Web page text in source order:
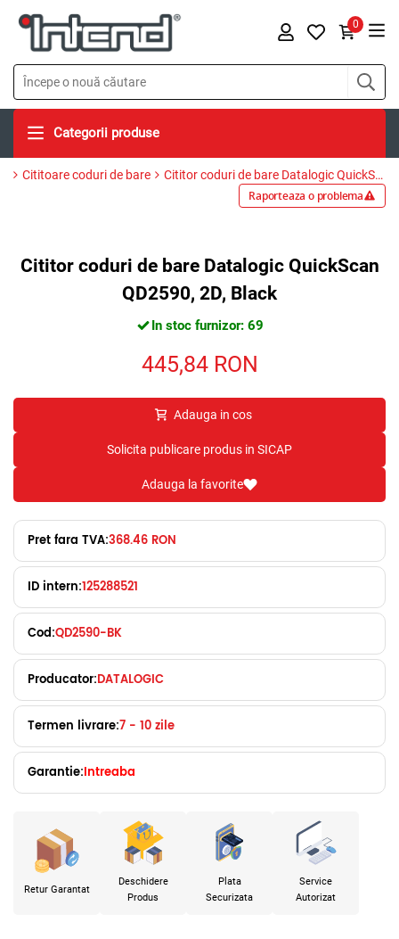
0
Categorii produse
Cititoare coduri de bare Cititor coduri de bare Datalogic QuickScan QD2590, 2D, Black
Raporteaza o problema
Cititor coduri de bare Datalogic QuickScan
QD2590, 2D, Black
In stoc furnizor: 69
445,84 RON
Adauga in cos
Solicita publicare produs in SICAP
Adauga la favorite
Pret fara TVA:368.46 RON
ID intern:125288521
Cod:QD2590-BK
Producator:DATALOGIC
Termen livrare:7 - 10 zile
Garantie:Intreaba
Retur Garantat
Deschidere
Produs
Plata
Securizata
Service
Autorizat